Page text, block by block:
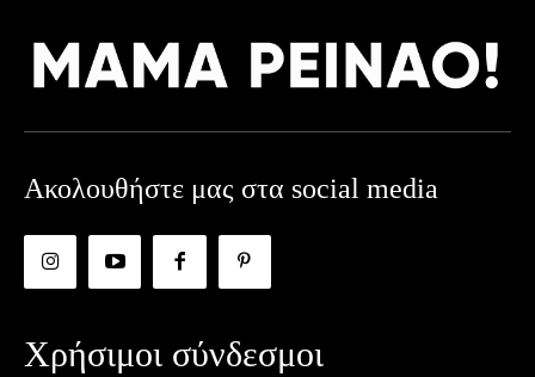
Ακολουθήστε μας στα social media
Χρήσιμοι σύνδεσμοι